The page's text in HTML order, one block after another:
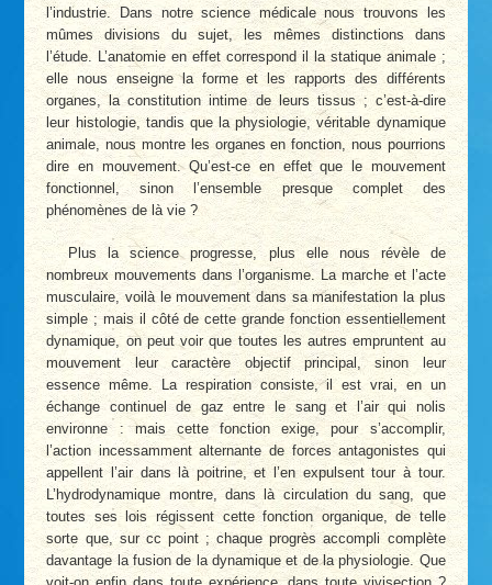
l’industrie. Dans notre science médicale nous trouvons les
mûmes divisions du sujet, les mêmes distinctions dans
l’étude. L’anatomie en effet correspond il la statique animale ;
elle nous enseigne la forme et les rapports des différents
organes, la constitution intime de leurs tissus ; c’est-à-dire
leur histologie, tandis que la physiologie, véritable dynamique
animale, nous montre les organes en fonction, nous pourrions
dire en mouvement. Qu’est-ce en effet que le mouvement
fonctionnel, sinon l’ensemble presque complet des
phénomènes de là vie ?
Plus la science progresse, plus elle nous révèle de
nombreux mouvements dans l’organisme. La marche et l’acte
musculaire, voilà le mouvement dans sa manifestation la plus
simple ; mais il côté de cette grande fonction essentiellement
dynamique, on peut voir que toutes les autres empruntent au
mouvement leur caractère objectif principal, sinon leur
essence même. La respiration consiste, il est vrai, en un
échange continuel de gaz entre le sang et l’air qui nolis
environne : mais cette fonction exige, pour s’accomplir,
l’action incessamment alternante de forces antagonistes qui
appellent l’air dans là poitrine, et l’en expulsent tour à tour.
L’hydrodynamique montre, dans là circulation du sang, que
toutes ses lois régissent cette fonction organique, de telle
sorte que, sur cc point ; chaque progrès accompli complète
davantage la fusion de la dynamique et de la physiologie. Que